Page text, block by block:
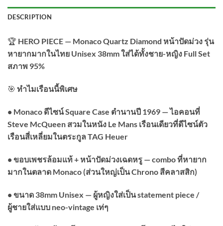
DESCRIPTION
🏆 HERO PIECE — Monaco Quartz Diamond หน้าปัดม่วง รุ่น
หายากมากในไทย Unisex 38mm ใส่ได้ทั้งชาย-หญิง Full Set
สภาพ 95%
🎯 ทำไมเรือนนี้พิเศษ
• Monaco ดีไซน์ Square Case ตำนานปี 1969 — ไอคอนที่
Steve McQueen สวมในหนัง Le Mans เรือนเดียวที่ดีไซน์ตัว
เรือนสี่เหลี่ยมในตระกูล TAG Heuer
• ขอบเพชรล้อมแท้ + หน้าปัดม่วงเฉดหรู — combo ที่หายาก
มากในตลาด Monaco (ส่วนใหญ่เป็น Chrono สีคลาสสิก)
• ขนาด 38mm Unisex — ผู้หญิงใส่เป็น statement piece /
ผู้ชายใส่แบบ neo-vintage เท่ๆ